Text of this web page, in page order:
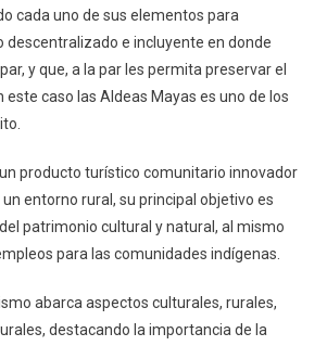
cada uno de sus elementos para
descentralizado e incluyente en donde
y que, a la par les permita preservar el
caso las Aldeas Mayas es uno de los
producto turístico comunitario innovador
entorno rural, su principal objetivo es
patrimonio cultural y natural, al mismo
para las comunidades indígenas.
abarca aspectos culturales, rurales,
destacando la importancia de la